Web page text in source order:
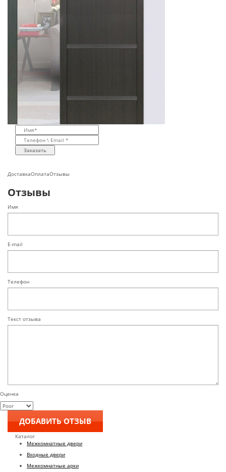
Заказать
ДоставкаОплатаОтзывы
Отзывы
Имя
E-mail
Телефон
Текст отзыва
Оценка
Каталог
Межкомнатные двери
Входные двери
Межкомнатные арки